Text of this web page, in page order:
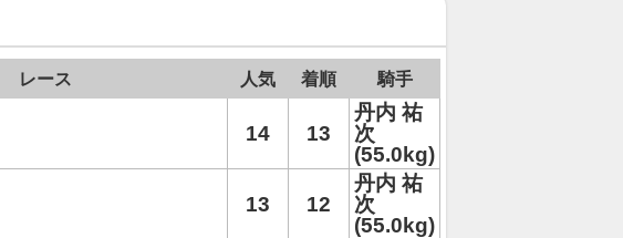
レース 人気 着順 騎手
14 13
丹内 祐
次
(55.0kg)
13 12
丹内 祐
次
(55.0kg)